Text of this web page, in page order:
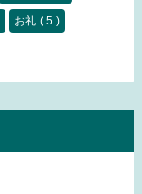
お礼 ( 5 )